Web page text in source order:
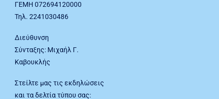
ΓΕΜΗ 072694120000
Τηλ. 2241030486
Διεύθυνση
Σύνταξης: Μιχαήλ Γ.
Καβουκλής
Στείλτε μας τις εκδηλώσεις
και τα δελτία τύπου σας: